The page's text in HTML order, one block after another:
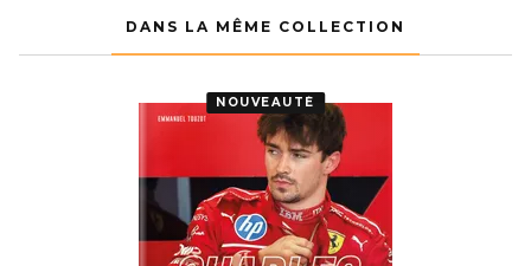
DANS LA MÊME COLLECTION
NOUVEAUTÉ